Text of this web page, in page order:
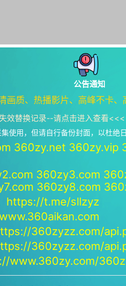
公告通知
画质、热播影片、高峰不卡
效替换记录--请点击进入查看<<<
使用，但请自行备份封面，以杜绝
360zy.net 360zy.vip
360zy3.com
360zy8.com
https://t.me/sllzyz
360zyzz.com/
360zyzz.com/
www.360zy.com/